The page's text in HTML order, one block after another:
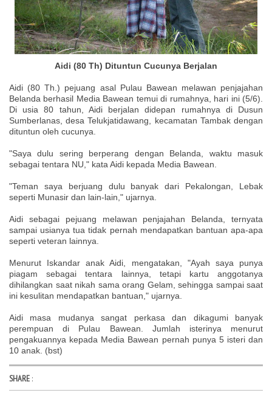
Aidi (80 Th) Dituntun Cucunya Berjalan
Aidi (80 Th.) pejuang asal Pulau Bawean melawan penjajahan
Belanda berhasil Media Bawean temui di rumahnya, hari ini (5/6).
Di usia 80 tahun, Aidi berjalan didepan rumahnya di Dusun
Sumberlanas, desa Telukjatidawang, kecamatan Tambak dengan
dituntun oleh cucunya.
"Saya dulu sering berperang dengan Belanda, waktu masuk
sebagai tentara NU," kata Aidi kepada Media Bawean.
"Teman saya berjuang dulu banyak dari Pekalongan, Lebak
seperti Munasir dan lain-lain," ujarnya.
Aidi sebagai pejuang melawan penjajahan Belanda, ternyata
sampai usianya tua tidak pernah mendapatkan bantuan apa-apa
seperti veteran lainnya.
Menurut Iskandar anak Aidi, mengatakan, "Ayah saya punya
piagam sebagai tentara lainnya, tetapi kartu anggotanya
dihilangkan saat nikah sama orang Gelam, sehingga sampai saat
ini kesulitan mendapatkan bantuan," ujarnya.
Aidi masa mudanya sangat perkasa dan dikagumi banyak
perempuan di Pulau Bawean. Jumlah isterinya menurut
pengakuannya kepada Media Bawean pernah punya 5 isteri dan
10 anak. (bst)
SHARE :